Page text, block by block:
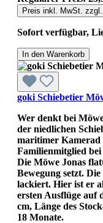
Preis inkl. MwSt.
Sofort verfügbar,
In den Warenkorb
goki Schiebetier
Wer denkt bei
der niedlichen
maritimer Kamerad
Familienmitglied bei
Die Möwe Jonas
Bewegung setzt.
lackiert. Hier ist er
ersten Ausflüge auf
cm, Länge des
18 Monate.